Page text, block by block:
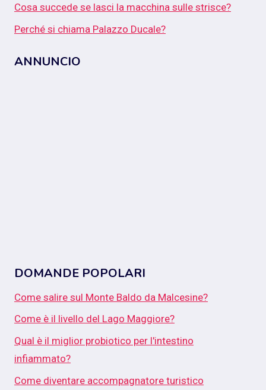
Cosa succede se lasci la macchina sulle strisce?
Perché si chiama Palazzo Ducale?
ANNUNCIO
DOMANDE POPOLARI
Come salire sul Monte Baldo da Malcesine?
Come è il livello del Lago Maggiore?
Qual è il miglior probiotico per l'intestino
infiammato?
Come diventare accompagnatore turistico